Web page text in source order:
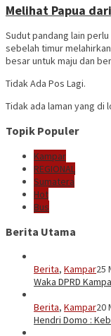
Melihat Papua
Sudut pandang lain
sebelah timur
besar untuk maju dan
Tidak Ada Pos Lagi.
Tidak ada laman yang di
Topik Populer
Kampar
REGIONAL
Sumatera
Hot
Bus
Berita Utama
Berita, Kampar25
Waka DPRD
Berita, Kampar20
Hendri Domo :